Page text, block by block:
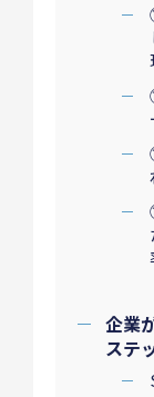
企業
ステ